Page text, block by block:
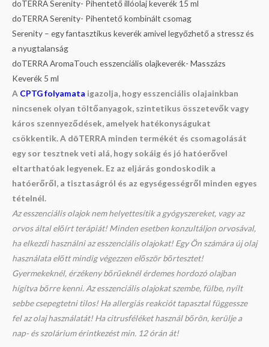
doTERRA Serenity- Pihentető illóolaj keverék 15 ml
doTERRA Serenity- Pihentető kombinált csomag
Serenity – egy fantasztikus keverék amivel legyőzhető a stressz és
a nyugtalanság
doTERRA AromaTouch esszenciális olajkeverék- Masszázs
Keverék 5 ml
A CPTG folyamata igazolja, hogy esszenciális olajainkban
nincsenek olyan töltőanyagok, szintetikus összetevők vagy
káros szennyeződések, amelyek hatékonyságukat
csökkentik. A dōTERRA minden termékét és csomagolását
egy sor tesztnek veti alá, hogy sokáig és jó hatóerővel
eltarthatóak legyenek. Ez az eljárás gondoskodik a
hatóerőről, a tisztaságról és az egységességről minden egyes
tételnél.
Az esszenciális olajok nem helyettesítik a gyógyszereket, vagy az
orvos által előírt terápiát! Minden esetben konzultáljon orvosával,
ha elkezdi használni az esszenciális olajokat! Egy Ön számára új olaj
használata előtt mindig végezzen először bőrtesztet!
Gyermekeknél, érzékeny bőrűeknél érdemes hordozó olajban
hígítva bőrre kenni. Az esszenciális olajokat szembe, fülbe, nyílt
sebbe csepegtetni tilos! Ha allergiás reakciót tapasztal függessze
fel az olaj használatát! Ha citrusféléket használ bőrön, kerülje a
nap- és szolárium érintkezést min. 12 órán át!